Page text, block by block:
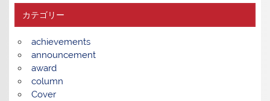
カテゴリー
achievements
announcement
award
column
Cover